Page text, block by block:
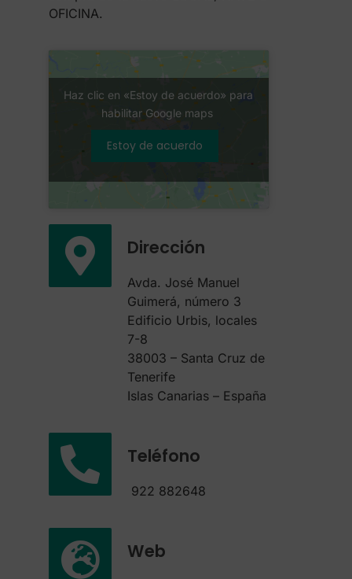
OFICINA.
Haz clic en «Estoy de acuerdo» para
habilitar Google maps
Estoy de acuerdo
Dirección
Avda. José Manuel
Guimerá, número 3
Edificio Urbis, locales
7-8
38003 – Santa Cruz de
Tenerife
Islas Canarias – España
Teléfono
922 882648
Web